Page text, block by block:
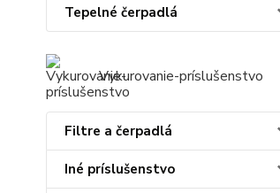
Tepelné čerpadlá
Vykurovanie-príslušenstvo
Filtre a čerpadlá
Iné príslušenstvo